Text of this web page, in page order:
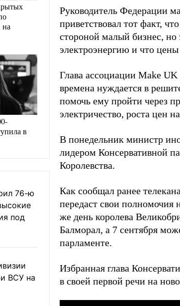
в
76-ю
под
ВСУ на
Руководитель Федерации
приветствовал тот факт,
стороной малый бизнес,
электроэнергию и что цены
Глава ассоциации Make
времена нуждается в
помочь ему пройти через
электричество, роста цен
В понедельник министр
лидером Консервативной
Королевства.
Как сообщал ранее
передаст свои полномочия
же день королева
Балморал, а 7 сентября
парламенте.
Избранная глава
в своей первой речи на